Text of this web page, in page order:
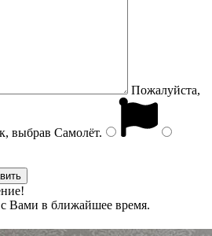
Пожалуйста,
выбрав Самолёт.
Вами в ближайшее время.